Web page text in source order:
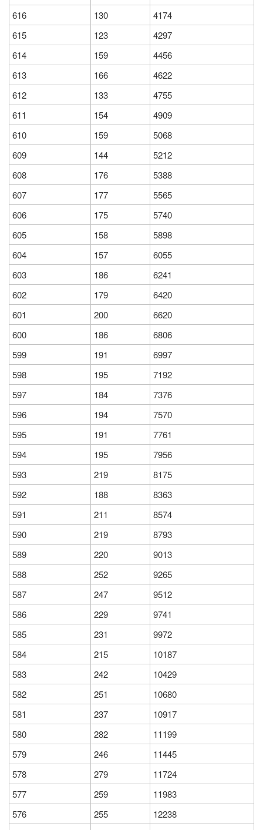
616
130
4174
615
123
4297
614
159
4456
613
166
4622
612
133
4755
611
154
4909
610
159
5068
609
144
5212
608
176
5388
607
177
5565
606
175
5740
605
158
5898
604
157
6055
603
186
6241
602
179
6420
601
200
6620
600
186
6806
599
191
6997
598
195
7192
597
184
7376
596
194
7570
595
191
7761
594
195
7956
593
219
8175
592
188
8363
591
211
8574
590
219
8793
589
220
9013
588
252
9265
587
247
9512
586
229
9741
585
231
9972
584
215
10187
583
242
10429
582
251
10680
581
237
10917
580
282
11199
579
246
11445
578
279
11724
577
259
11983
576
255
12238